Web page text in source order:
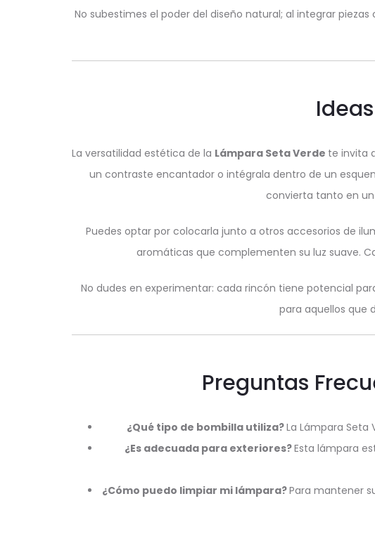
No subestimes el poder del diseño natural; al integrar piezas
La versatilidad estética de la Lámpara Seta Verde te invita
un contraste encantador o intégrala dentro de un
convierta tanto en
Puedes optar por colocarla junto a otros accesorios de
aromáticas que complementen su luz suave.
No dudes en experimentar: cada rincón tiene potencial
para aquellos que
Preguntas
¿Qué tipo de bombilla utiliza?La Lámpara
¿Es adecuada para exteriores?Esta lámpara
¿Cómo puedo limpiar mi lámpara?Para mantener